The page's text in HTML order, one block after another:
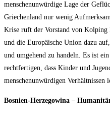
menschenunwürdige Lage der
Griechenland nur wenig
Krise ruft der Vorstand von Kolping
und die Europäische Union dazu
und umgehend zu handeln. Es ist
rechtfertigen, dass Kinder und
menschenunwürdigen Verhältnissen
Bosnien‐Herzegowina –